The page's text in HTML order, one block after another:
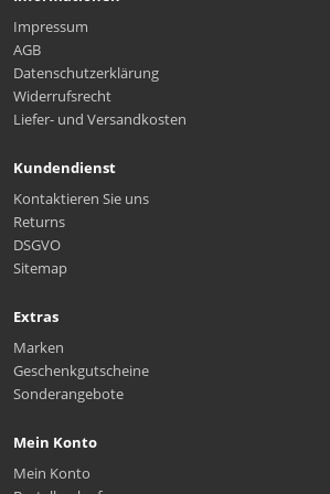
Impressum
AGB
Datenschutzerklärung
Widerrufsrecht
Liefer- und Versandkosten
Kundendienst
Kontaktieren Sie uns
Returns
DSGVO
Sitemap
Extras
Marken
Geschenkgutscheine
Sonderangebote
Mein Konto
Mein Konto